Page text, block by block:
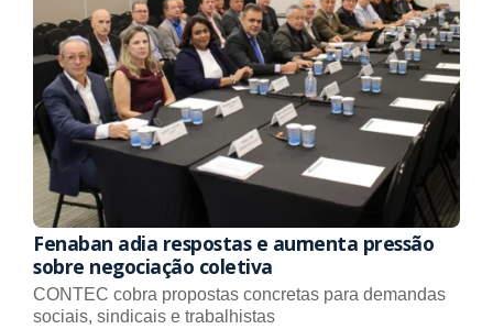
Fenaban adia respostas e aumenta pressão
sobre negociação coletiva
CONTEC cobra propostas concretas para demandas
sociais, sindicais e trabalhistas